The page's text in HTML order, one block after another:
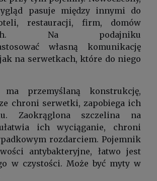
pasuje między innymi do
restauracji, firm, domów
Na podajniku
własną komunikację
na serwetkach, które do niego
ma przemyślaną konstrukcję,
chroni serwetki, zapobiega ich
Zaokrąglona szczelina na
ich wyciąganie, chroni
rozdarciem. Pojemnik
antybakteryjne, łatwo jest
w czystości. Może być myty w